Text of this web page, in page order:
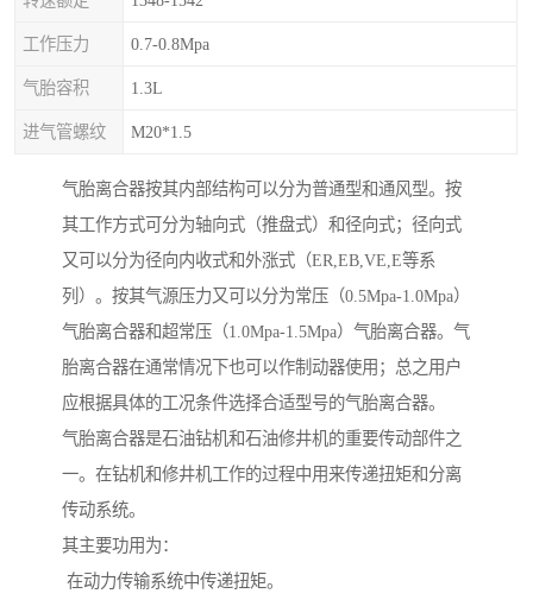
工作压力 0.7-0.8Mpa
气胎容积 1.3L
进气管螺纹 M20*1.5
气胎离合器按其内部结构可以分为普通型和通风型。按
其工作方式可分为轴向式（推盘式）和径向式；径向式
又可以分为径向内收式和外涨式（ER,EB,VE,E等系
列）。按其气源压力又可以分为常压（0.5Mpa-1.0Mpa）
气胎离合器和超常压（1.0Mpa-1.5Mpa）气胎离合器。气
胎离合器在通常情况下也可以作制动器使用；总之用户
应根据具体的工况条件选择合适型号的气胎离合器。
气胎离合器是石油钻机和石油修井机的重要传动部件之
一。在钻机和修井机工作的过程中用来传递扭矩和分离
传动系统。
其主要功用为：
在动力传输系统中传递扭矩。